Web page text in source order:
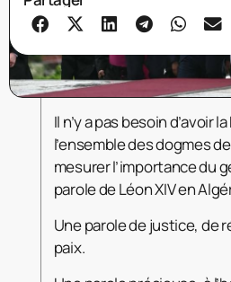
Il n’y a pas besoin d’avoir
l’ensemble des dogmes
mesurer l’importance du
parole de Léon XIV en
Une parole de justice, de
paix.